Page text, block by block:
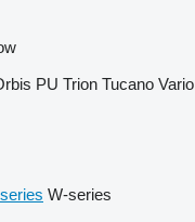
PU Trion Tucano Vario
W-series